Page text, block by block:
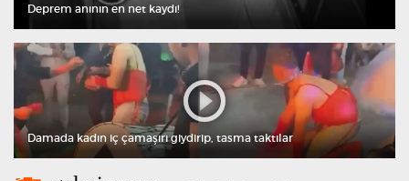
Deprem anının en net kaydı!
Damada kadın iç çamaşırı giydirip, tasma taktılar